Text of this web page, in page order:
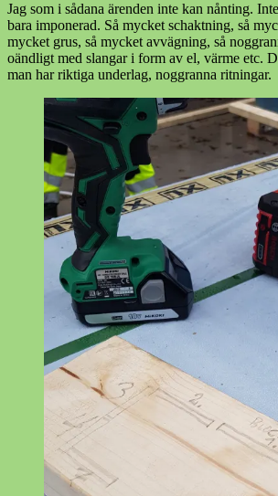
Jag som i sådana ärenden inte kan nånting.
bara imponerad. Så mycket schaktning, så
mycket grus, så mycket avvägning, så
oändligt med slangar i form av el, värme etc.
man har riktiga underlag, noggranna ritningar.